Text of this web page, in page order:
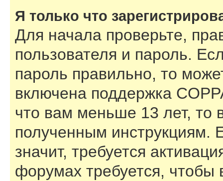
Я только что
Для начала проверьте,
пользователя и пароль.
пароль правильно, то
включена поддержка
что вам меньше 13 лет, то
полученным инструкциям.
значит, требуется
форумах требуется,